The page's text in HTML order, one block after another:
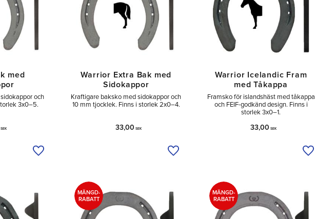
med
och
3x0–5.
SEK
Lägg till i önskelista
Warrior Extra Bak med
Sidokappor
Kraftigare baksko med sidokappor och
10 mm tjocklek. Finns i storlek 2x0–4.
33,00 SEK
Lägg till i önskelista
Warrior Icelandic Fram
med Tåkappa
Framsko för islandshäst med tåkappa
och FEIF-godkänd design. Finns i
storlek 3x0–1.
33,00 SEK
Lägg
MÄNGD-
RABATT
MÄNGD-
RABATT